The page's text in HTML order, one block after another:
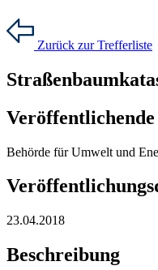
Zurück zur Trefferliste
Veröffentlichende
Behörde für Umwelt und
23.04.2018
Beschreibung